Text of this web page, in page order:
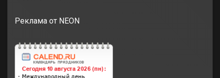
Реклама от NEON